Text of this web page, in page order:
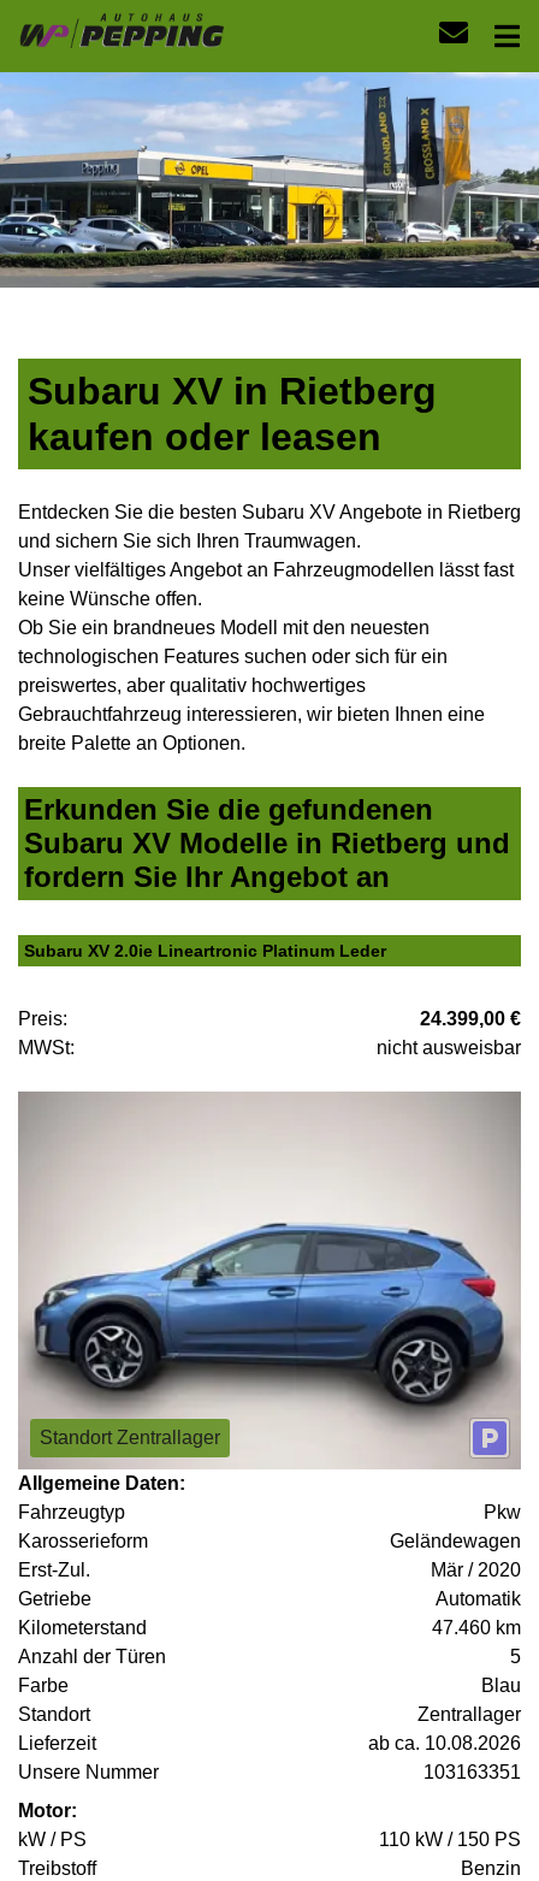
Subaru XV in Rietberg
kaufen oder leasen
Entdecken Sie die besten Subaru XV Angebote in Rietberg
und sichern Sie sich Ihren Traumwagen.
Unser vielfältiges Angebot an Fahrzeugmodellen lässt fast
keine Wünsche offen.
Ob Sie ein brandneues Modell mit den neuesten
technologischen Features suchen oder sich für ein
preiswertes, aber qualitativ hochwertiges
Gebrauchtfahrzeug interessieren, wir bieten Ihnen eine
breite Palette an Optionen.
Erkunden Sie die gefundenen
Subaru XV Modelle in Rietberg und
fordern Sie Ihr Angebot an
Subaru XV 2.0ie Lineartronic Platinum Leder
Preis:
24.399,00 €
MWSt:
nicht ausweisbar
Standort Zentrallager
Allgemeine Daten:
Fahrzeugtyp
Pkw
Karosserieform
Geländewagen
Erst-Zul.
Mär / 2020
Getriebe
Automatik
Kilometerstand
47.460 km
Anzahl der Türen
5
Farbe
Blau
Standort
Zentrallager
Lieferzeit
ab ca. 10.08.2026
Unsere Nummer
103163351
Motor:
kW / PS
110 kW / 150 PS
Treibstoff
Benzin